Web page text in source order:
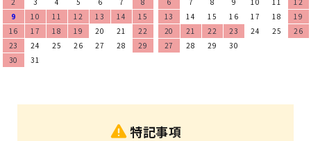
9
10 11 12 13 14
15
16
17 18 19 20 21
22
23
24 25 26 27 28
29
30
31
13
14 15 16 17 18
19
20
21 22 23 24 25
26
27
28 29 30
特記事項